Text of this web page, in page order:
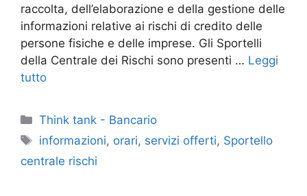
raccolta, dell’elaborazione e della gestione delle
informazioni relative ai rischi di credito delle
persone fisiche e delle imprese. Gli Sportelli
della Centrale dei Rischi sono presenti … Leggi
tutto
Categorie
Think tank - Bancario
Tag
informazioni, orari, servizi offerti, Sportello
centrale rischi